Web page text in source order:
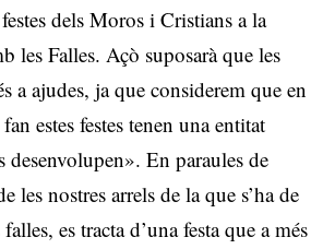
dels Moros i Cristians a la
les Falles. Açò suposarà que les
a ajudes, ja que considerem que en
estes festes tenen una entitat
desenvolupen». En paraules de
nostres arrels de la que s’ha de
es tracta d’una festa que a més